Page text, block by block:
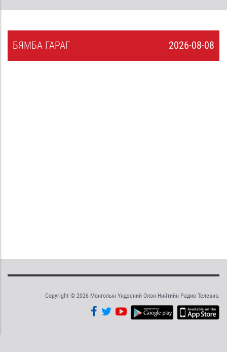
2026-08-08
БЯМБА ГАРАГ
Copyright © 2026 Монголын Үндэсний Олон Нийтийн Радио Телевиз.